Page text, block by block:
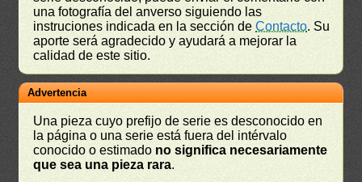
una fotografía del anverso siguiendo las
instruciones indicada en la sección deContacto. Su
aporte será agradecido y ayudará a mejorar la
calidad de este sitio.
Advertencia
Una pieza cuyo prefijo de serie es desconocido en
la página o una serie está fuera del intérvalo
conocido o estimado no significa necesariamente
que sea una pieza rara.